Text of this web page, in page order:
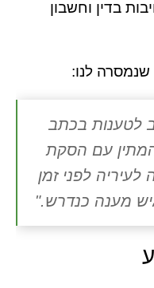
בדין וחשבון
שנמסרה לנו:
לטענות בכתב
עם הסקת
לפני זמן
מענה כנדרש."